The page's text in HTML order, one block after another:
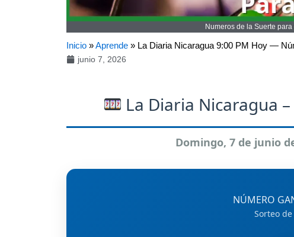
Numeros de la Suerte
Inicio »Aprende » La Diaria Nicaragua 9:00 PM Hoy —
junio 7, 2026
La Diaria Nicaragua
Domingo, 7 de junio
NÚMERO
Sorteo